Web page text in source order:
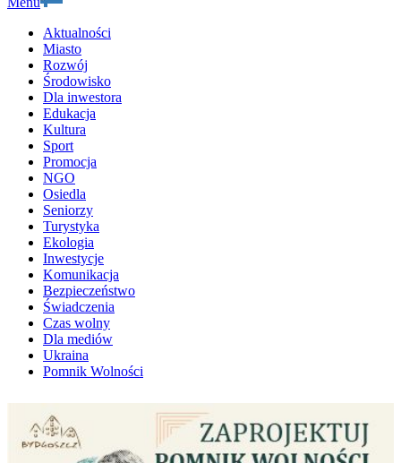
Aktualności
Miasto
Rozwój
Środowisko
Dla inwestora
Edukacja
Kultura
Sport
Promocja
NGO
Osiedla
Seniorzy
Turystyka
Ekologia
Inwestycje
Komunikacja
Bezpieczeństwo
Świadczenia
Czas wolny
Dla mediów
Ukraina
Pomnik Wolności